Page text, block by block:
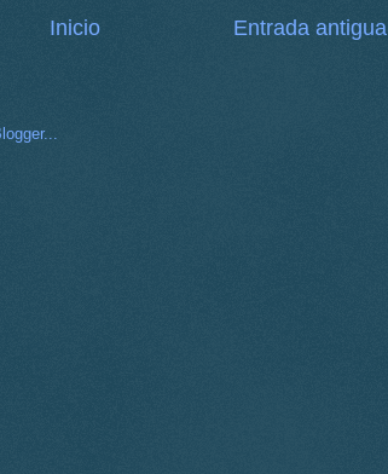
Entrada antigua
Inicio